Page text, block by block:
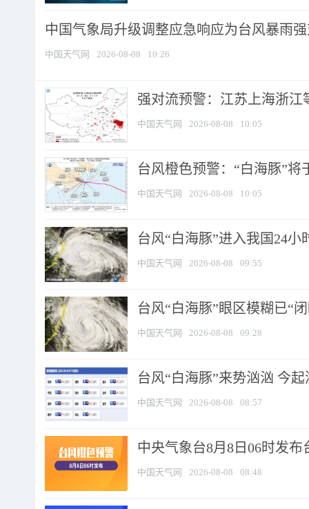
中国气象局升级调整应急响应为台风暴雨
中国天气网 2026-08-08 10:26
强对流预警：江苏上海浙江
中国天气网 2026-08-08 10:05
台风橙色预警：“白海豚”将
中国天气网 2026-08-08 10:05
台风“白海豚”进入我国24
中国天气网 2026-08-08 09:55
台风“白海豚”眼区模糊已“
中国天气网 2026-08-08 09:28
台风“白海豚”来势汹汹 今
中国天气网 2026-08-08 08:57
中央气象台8月8日06时发布
中国天气网 2026-08-08 08:48